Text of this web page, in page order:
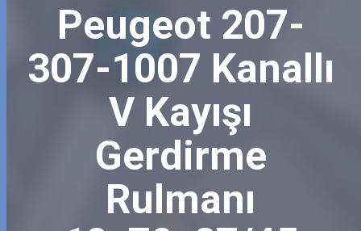
Peugeot 207-
307-1007 Kanallı
V Kayışı
Gerdirme
Rulmanı